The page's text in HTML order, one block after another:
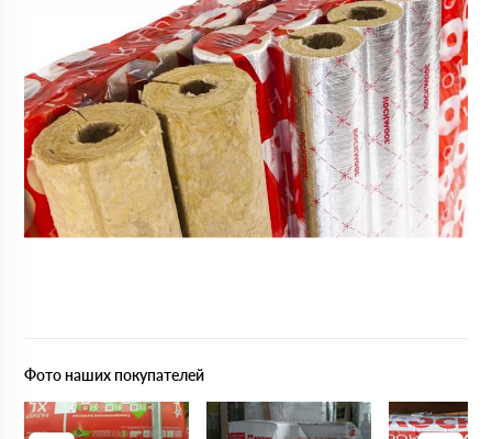
Фото наших покупателей